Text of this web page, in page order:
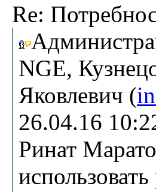
Re:
NGE,
Яковлевич (
26.04.16
Ринат